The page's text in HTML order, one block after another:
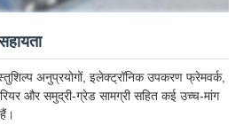
अनुप्रयोगों, इलेक्ट्रॉनिक उपकरण फ्रेमवर्क,
और समुद्री-ग्रेड सामग्री सहित कई उच्च-मांग